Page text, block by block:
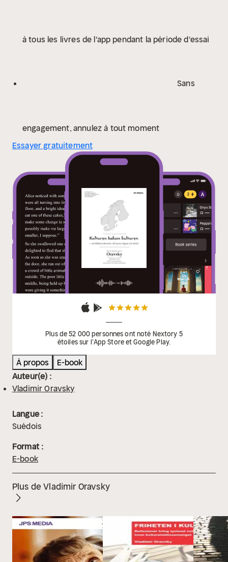
à tous les livres de l'app pendant la période d'essai
Sans
engagement, annulez à tout moment
Essayer gratuitement
Plus de 52 000 personnes ont noté Nextory 5
étoiles sur l'App Store et Google Play.
À propos
E-book
Auteur(e) :
Vladimir Oravsky
Langue :
Suédois
Format :
E-book
Plus de Vladimir Oravsky